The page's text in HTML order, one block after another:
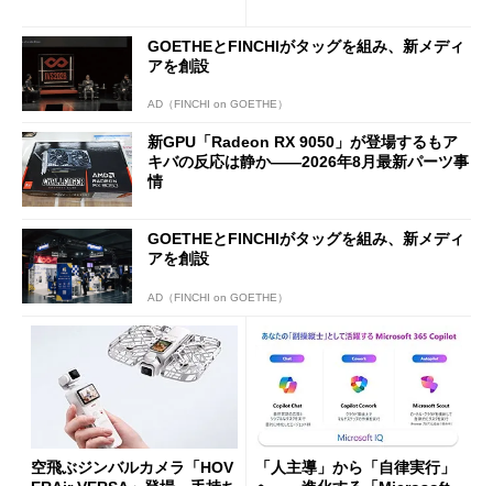
GOETHEとFINCHIがタッグを組み、新メディ
アを創設
AD（FINCHI on GOETHE）
新GPU「Radeon RX 9050」が登場するもア
キバの反応は静か――2026年8月最新パーツ事
情
GOETHEとFINCHIがタッグを組み、新メディ
アを創設
AD（FINCHI on GOETHE）
空飛ぶジンバルカメラ「HOV
「人主導」から「自律実行」